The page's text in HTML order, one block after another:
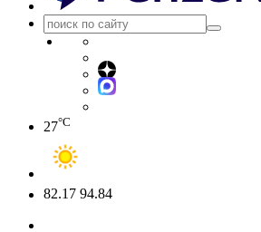
27°C
82.17 94.84